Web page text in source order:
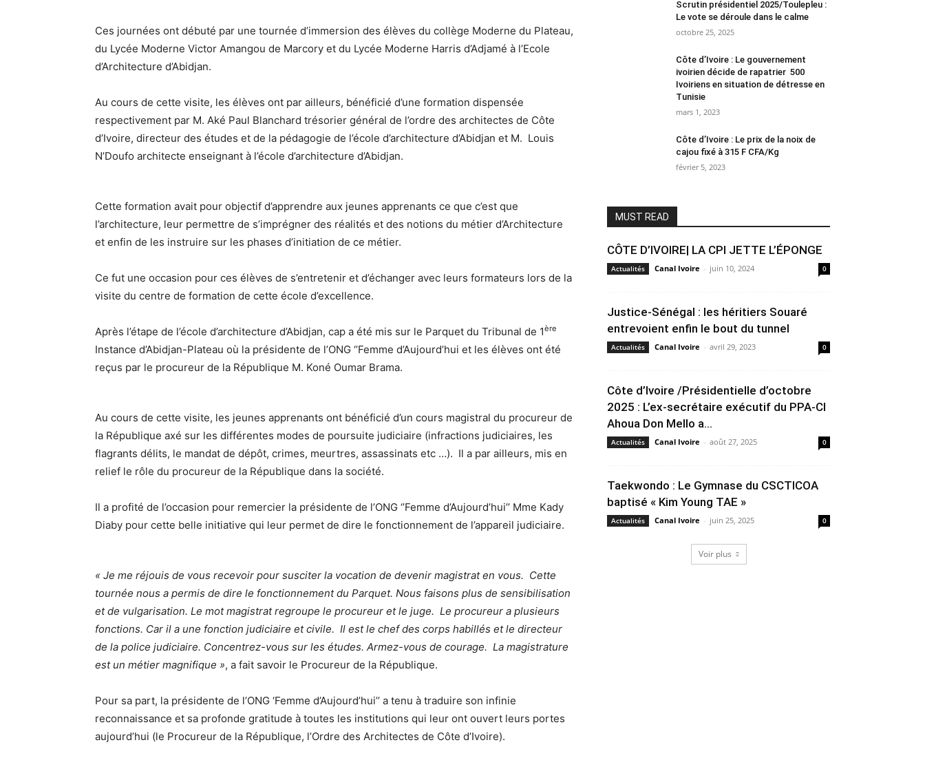
Ces journées ont débuté par une tournée d’immersion des élèves du collège Moderne du Plateau,
du Lycée Moderne Victor Amangou de Marcory et du Lycée Moderne Harris d’Adjamé à l’Ecole
d’Architecture d’Abidjan.
Au cours de cette visite, les élèves ont par ailleurs, bénéficié d’une formation dispensée
respectivement par M. Aké Paul Blanchard trésorier général de l’ordre des architectes de Côte
d’Ivoire, directeur des études et de la pédagogie de l’école d’architecture d’Abidjan et M. Louis
N’Doufo architecte enseignant à l’école d’architecture d’Abidjan.
Cette formation avait pour objectif d’apprendre aux jeunes apprenants ce que c’est que
l’architecture, leur permettre de s’imprégner des réalités et des notions du métier d’Architecture
et enfin de les instruire sur les phases d’initiation de ce métier.
Ce fut une occasion pour ces élèves de s’entretenir et d’échanger avec leurs formateurs lors de la
visite du centre de formation de cette école d’excellence.
Après l’étape de l’école d’architecture d’Abidjan, cap a été mis sur le Parquet du Tribunal de 1ère
Instance d’Abidjan-Plateau où la présidente de l’ONG ‘’Femme d’Aujourd’hui et les élèves ont été
reçus par le procureur de la République M. Koné Oumar Brama.
Au cours de cette visite, les jeunes apprenants ont bénéficié d’un cours magistral du procureur de
la République axé sur les différentes modes de poursuite judiciaire (infractions judiciaires, les
flagrants délits, le mandat de dépôt, crimes, meurtres, assassinats etc …). Il a par ailleurs, mis en
relief le rôle du procureur de la République dans la société.
Il a profité de l’occasion pour remercier la présidente de l’ONG ‘’Femme d’Aujourd’hui’’ Mme Kady
Diaby pour cette belle initiative qui leur permet de dire le fonctionnement de l’appareil judiciaire.
« Je me réjouis de vous recevoir pour susciter la vocation de devenir magistrat en vous. Cette
tournée nous a permis de dire le fonctionnement du Parquet. Nous faisons plus de sensibilisation
et de vulgarisation. Le mot magistrat regroupe le procureur et le juge. Le procureur a plusieurs
fonctions. Car il a une fonction judiciaire et civile. Il est le chef des corps habillés et le directeur
de la police judiciaire. Concentrez-vous sur les études. Armez-vous de courage. La magistrature
est un métier magnifique », a fait savoir le Procureur de la République.
Pour sa part, la présidente de l’ONG ‘Femme d’Aujourd’hui’’ a tenu à traduire son infinie
reconnaissance et sa profonde gratitude à toutes les institutions qui leur ont ouvert leurs portes
aujourd’hui (le Procureur de la République, l’Ordre des Architectes de Côte d’Ivoire).
Scrutin présidentiel 2025/Toulepleu :
Le vote se déroule dans le calme
octobre 25, 2025
Côte d’Ivoire : Le gouvernement
ivoirien décide de rapatrier 500
Ivoiriens en situation de détresse en
Tunisie
mars 1, 2023
Côte d’Ivoire : Le prix de la noix de
cajou fixé à 315 F CFA/Kg
février 5, 2023
MUST READ
CÔTE D’IVOIRE| LA CPI JETTE L’ÉPONGE
Actualités Canal Ivoire - juin 10, 2024 0
Justice-Sénégal : les héritiers Souaré
entrevoient enfin le bout du tunnel
Actualités Canal Ivoire - avril 29, 2023 0
Côte d’Ivoire /Présidentielle d’octobre
2025 : L’ex-secrétaire exécutif du PPA-CI
Ahoua Don Mello a...
Actualités Canal Ivoire - août 27, 2025 0
Taekwondo : Le Gymnase du CSCTICOA
baptisé « Kim Young TAE »
Actualités Canal Ivoire - juin 25, 2025 0
Voir plus